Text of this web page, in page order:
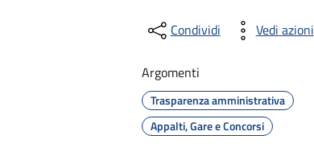
Condividi Vedi azioni
Argomenti
Trasparenza amministrativa
Appalti, Gare e Concorsi